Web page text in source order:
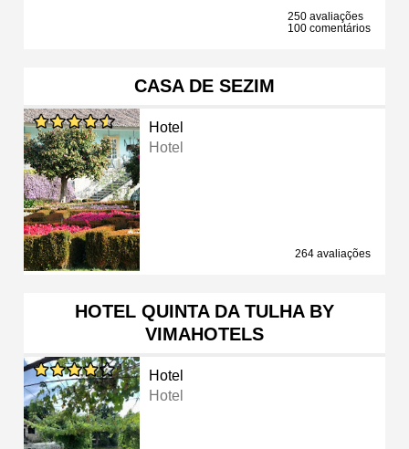
250 avaliações
100 comentários
CASA DE SEZIM
Hotel
Hotel
264 avaliações
HOTEL QUINTA DA TULHA BY
VIMAHOTELS
Hotel
Hotel